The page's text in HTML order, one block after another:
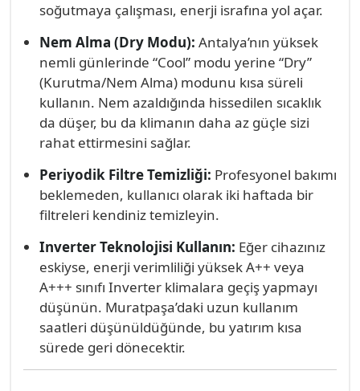
soğutmaya çalışması, enerji israfına yol açar.
Nem Alma (Dry Modu): Antalya’nın yüksek
nemli günlerinde “Cool” modu yerine “Dry”
(Kurutma/Nem Alma) modunu kısa süreli
kullanın. Nem azaldığında hissedilen sıcaklık
da düşer, bu da klimanın daha az güçle sizi
rahat ettirmesini sağlar.
Periyodik Filtre Temizliği: Profesyonel bakımı
beklemeden, kullanıcı olarak iki haftada bir
filtreleri kendiniz temizleyin.
Inverter Teknolojisi Kullanın: Eğer cihazınız
eskiyse, enerji verimliliği yüksek A++ veya
A+++ sınıfı Inverter klimalara geçiş yapmayı
düşünün. Muratpaşa’daki uzun kullanım
saatleri düşünüldüğünde, bu yatırım kısa
sürede geri dönecektir.